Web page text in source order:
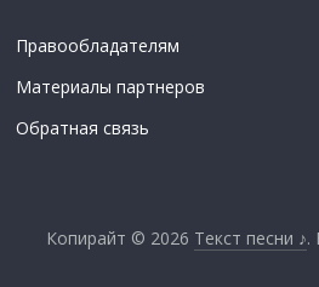
Правообладателям
Материалы партнеров
Обратная связь
Копирайт © 2026 Текст песни ♪.